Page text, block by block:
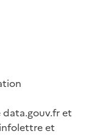
data.gouv.fr et
et